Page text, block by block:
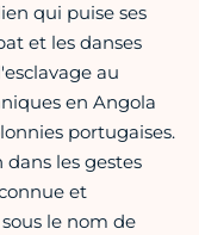
qui puise ses
et les danses
au
en Angola
portugaises.
les gestes
et
le nom de